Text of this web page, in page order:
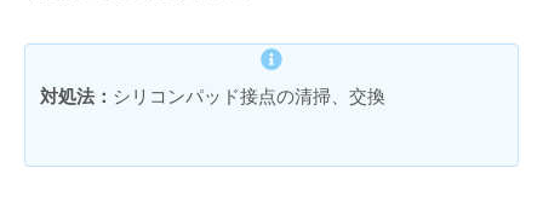
対処法： シリコンパッド接点の清掃、交換